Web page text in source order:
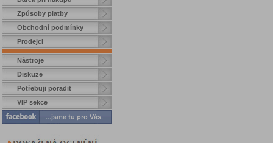
Způsoby platby
Obchodní podmínky
Prodejci
Nástroje
Diskuze
Potřebuji poradit
VIP sekce